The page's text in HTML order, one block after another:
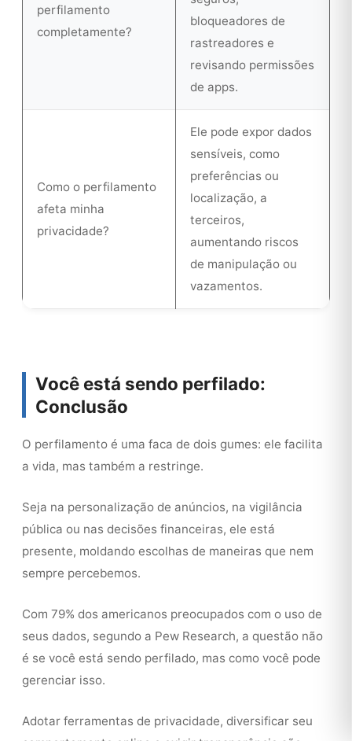
perfilamento
completamente?
bloqueadores de
rastreadores e
revisando permissões
de apps.
Como o perfilamento
afeta minha
privacidade?
Ele pode expor dados
sensíveis, como
preferências ou
localização, a
terceiros,
aumentando riscos
de manipulação ou
vazamentos.
Você está sendo perfilado:
Conclusão
O perfilamento é uma faca de dois gumes: ele facilita
a vida, mas também a restringe.
Seja na personalização de anúncios, na vigilância
pública ou nas decisões financeiras, ele está
presente, moldando escolhas de maneiras que nem
sempre percebemos.
Com 79% dos americanos preocupados com o uso de
seus dados, segundo a Pew Research, a questão não
é se você está sendo perfilado, mas como você pode
gerenciar isso.
Adotar ferramentas de privacidade, diversificar seu